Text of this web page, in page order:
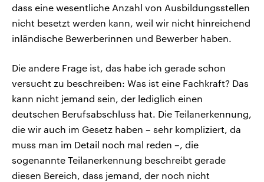
dass eine wesentliche Anzahl von Ausbildungsstellen
nicht besetzt werden kann, weil wir nicht hinreichend
inländische Bewerberinnen und Bewerber haben.
Die andere Frage ist, das habe ich gerade schon
versucht zu beschreiben: Was ist eine Fachkraft? Das
kann nicht jemand sein, der lediglich einen
deutschen Berufsabschluss hat. Die Teilanerkennung,
die wir auch im Gesetz haben – sehr kompliziert, da
muss man im Detail noch mal reden –, die
sogenannte Teilanerkennung beschreibt gerade
diesen Bereich, dass jemand, der noch nicht